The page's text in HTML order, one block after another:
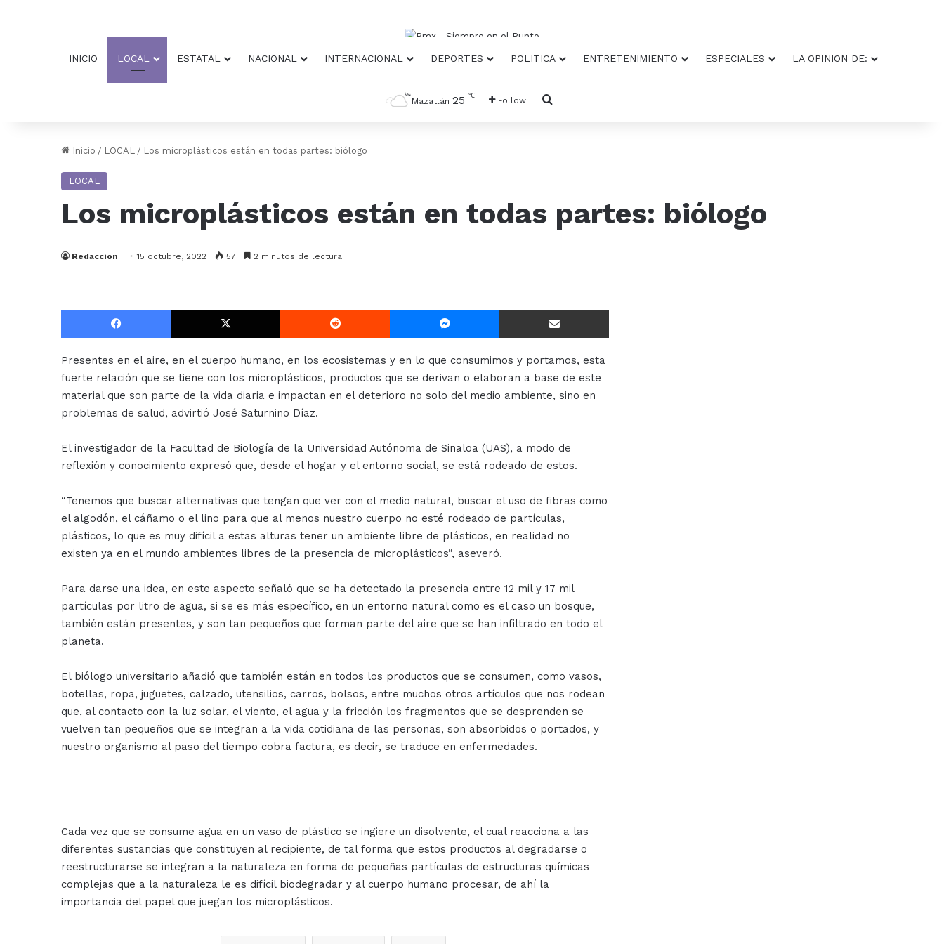
INICIO LOCAL ESTATAL NACIONAL INTERNACIONAL DEPORTES POLITICA ENTRETENIMIENTO ESPECIALES LA OPINION DE:
Mazatlán 25 ℃ Follow Busqueda
Inicio / LOCAL / Los microplásticos están en todas partes: biólogo
LOCAL
Los microplásticos están en todas partes: biólogo
Redaccion 15 octubre, 2022 57 2 minutos de lectura
Facebook X Reddit Messenger Compartir Via E-mail
Presentes en el aire, en el cuerpo humano, en los ecosistemas y en lo que consumimos y portamos, esta
fuerte relación que se tiene con los microplásticos, productos que se derivan o elaboran a base de este
material que son parte de la vida diaria e impactan en el deterioro no solo del medio ambiente, sino en
problemas de salud, advirtió José Saturnino Díaz.
El investigador de la Facultad de Biología de la Universidad Autónoma de Sinaloa (UAS), a modo de
reflexión y conocimiento expresó que, desde el hogar y el entorno social, se está rodeado de estos.
“Tenemos que buscar alternativas que tengan que ver con el medio natural, buscar el uso de fibras como
el algodón, el cáñamo o el lino para que al menos nuestro cuerpo no esté rodeado de partículas,
plásticos, lo que es muy difícil a estas alturas tener un ambiente libre de plásticos, en realidad no
existen ya en el mundo ambientes libres de la presencia de microplásticos”, aseveró.
Para darse una idea, en este aspecto señaló que se ha detectado la presencia entre 12 mil y 17 mil
partículas por litro de agua, si se es más específico, en un entorno natural como es el caso un bosque,
también están presentes, y son tan pequeños que forman parte del aire que se han infiltrado en todo el
planeta.
El biólogo universitario añadió que también están en todos los productos que se consumen, como vasos,
botellas, ropa, juguetes, calzado, utensilios, carros, bolsos, entre muchos otros artículos que nos rodean
que, al contacto con la luz solar, el viento, el agua y la fricción los fragmentos que se desprenden se
vuelven tan pequeños que se integran a la vida cotidiana de las personas, son absorbidos o portados, y
nuestro organismo al paso del tiempo cobra factura, es decir, se traduce en enfermedades.
Cada vez que se consume agua en un vaso de plástico se ingiere un disolvente, el cual reacciona a las
diferentes sustancias que constituyen al recipiente, de tal forma que estos productos al degradarse o
reestructurarse se integran a la naturaleza en forma de pequeñas partículas de estructuras químicas
complejas que a la naturaleza le es difícil biodegradar y al cuerpo humano procesar, de ahí la
importancia del papel que juegan los microplásticos.